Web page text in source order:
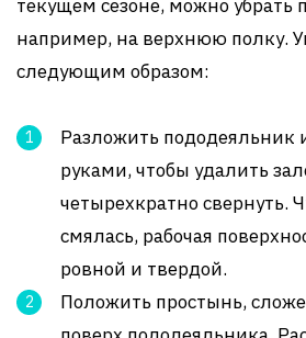
текущем сезоне, можно убрать
например, на верхнюю полку.
следующим образом:
Разложить пододеяльник
руками, чтобы удалить
четырехкратно свернуть.
смялась, рабочая
ровной и твердой.
Положить простынь,